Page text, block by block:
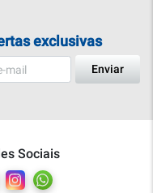
exclusivas
Enviar
Sociais